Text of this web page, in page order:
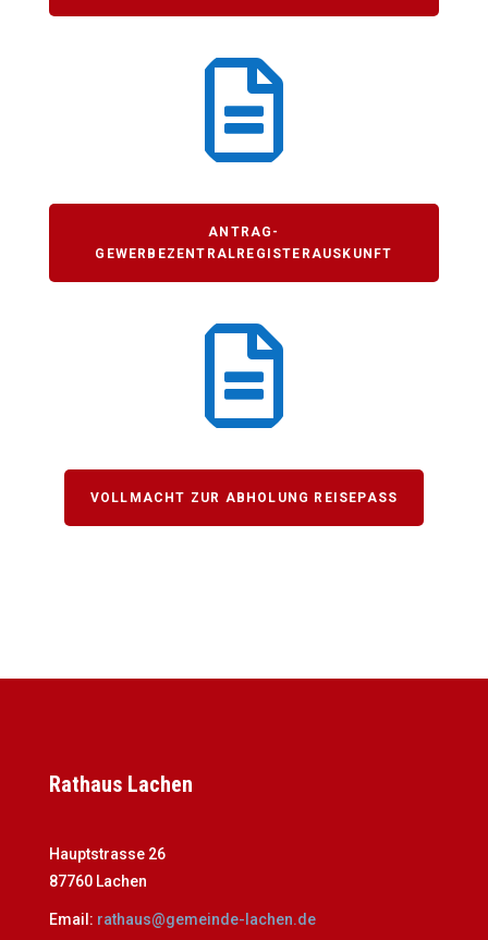

ANTRAG-
GEWERBEZENTRALREGISTERAUSKUNFT

VOLLMACHT ZUR ABHOLUNG REISEPASS
Rathaus Lachen
Hauptstrasse 26
87760 Lachen
Email: rathaus@gemeinde-lachen.de